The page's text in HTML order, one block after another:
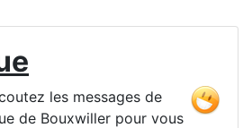
les messages de
de Bouxwiller pour vous